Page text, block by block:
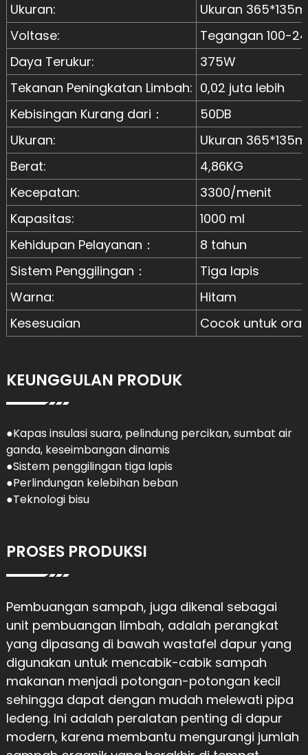
Ukuran:
Ukuran
Voltase:
Tegangan 100-
Daya Terukur:
375W
Tekanan Peningkatan Limbah: 0,02 juta lebih
Kebisingan Kurang dari：
50DB
Ukuran:
Ukuran
Berat:
4,86KG
Kecepatan:
3300/menit
Kapasitas:
1000 ml
Kehidupan Pelayanan：
8 tahun
Sistem Penggilingan：
Tiga lapis
Warna:
Hitam
Kesesuaian
Cocok untuk
KEUNGGULAN PRODUK
●Kapas insulasi suara, pelindung percikan, sumbat air
ganda, keseimbangan dinamis
●Sistem penggilingan tiga lapis
●Perlindungan kelebihan beban
●Teknologi bisu
PROSES PRODUKSI
Pembuangan sampah, juga dikenal sebagai
unit pembuangan limbah, adalah perangkat
yang dipasang di bawah wastafel dapur yang
digunakan untuk mencabik-cabik sampah
makanan menjadi potongan-potongan kecil
sehingga dapat dengan mudah melewati pipa
ledeng. Ini adalah peralatan penting di dapur
modern, karena membantu mengurangi jumlah